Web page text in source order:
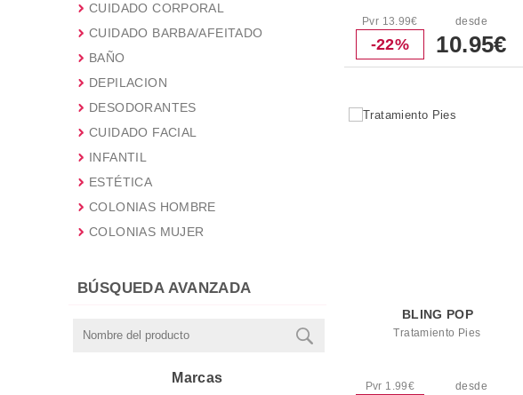
CUIDADO CORPORAL
CUIDADO BARBA/AFEITADO
BAÑO
DEPILACION
DESODORANTES
CUIDADO FACIAL
INFANTIL
ESTÉTICA
COLONIAS HOMBRE
COLONIAS MUJER
GELES,LUBRICANTES Y
PRESERVATIVOS
BÚSQUEDA AVANZADA
Marcas
Pvr 13.99€
-22%
desde
10.95€
BLING POP
Tratamiento Pies
Pvr 1.99€ desde